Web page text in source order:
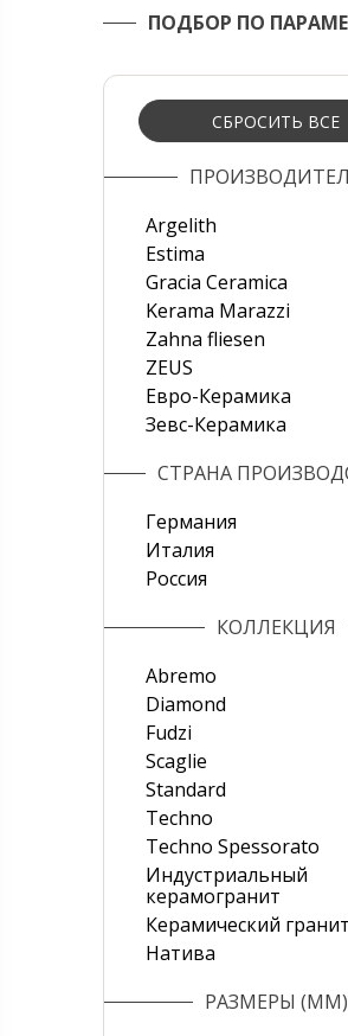
ПОДБОР ПО
СБРОСИТЬ ВСЕ
Argelith
Estima
Gracia Ceramica
Kerama Marazzi
Zahna fliesen
ZEUS
Евро-Керамика
Зевс-Керамика
СТРАНА
Германия
Италия
Россия
КОЛЛЕКЦИЯ
Abremo
Diamond
Fudzi
Scaglie
Standard
Techno
Techno Spessorato
Индустриальный
керамогранит
Керамический гранит
Натива
РАЗМЕРЫ (ММ)